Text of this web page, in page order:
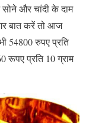
और चांदी के दाम
बात करें तो आज
54800 रुपए प्रति
रूपए प्रति 10 ग्राम